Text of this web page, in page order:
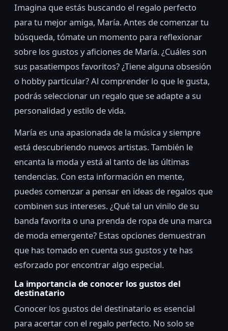
Imagina que estás buscando el regalo perfecto
para tu mejor amiga, María. Antes de comenzar tu
búsqueda, tómate un momento para reflexionar
sobre los gustos y aficiones de María. ¿Cuáles son
sus pasatiempos favoritos? ¿Tiene alguna obsesión
o hobby particular? Al comprender lo que le gusta,
podrás seleccionar un regalo que se adapte a su
personalidad y estilo de vida.
María es una apasionada de la música y siempre
está descubriendo nuevos artistas. También le
encanta la moda y está al tanto de las últimas
tendencias. Con esta información en mente,
puedes comenzar a pensar en ideas de regalos que
combinen sus intereses. ¿Qué tal un vinilo de su
banda favorita o una prenda de ropa de una marca
de moda emergente? Estas opciones demuestran
que has tomado en cuenta sus gustos y te has
esforzado por encontrar algo especial.
La importancia de conocer los gustos del
destinatario
Conocer los gustos del destinatario es esencial
para acertar con el regalo perfecto. No solo se